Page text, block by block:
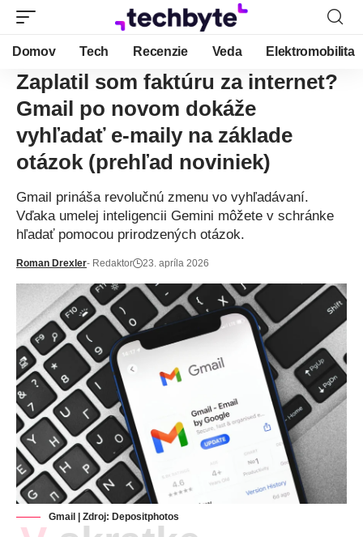
Domov Tech Recenzie Veda Elektromobilita
Zaplatil som faktúru za internet?
Gmail po novom dokáže
vyhľadať e-maily na základe
otázok (prehľad noviniek)
Gmail prináša revolučnú zmenu vo vyhľadávaní.
Vďaka umelej inteligencii Gemini môžete v schránke
hľadať pomocou prirodzených otázok.
Roman Drexler- Redaktor 23. apríla 2026
Gmail | Zdroj: Depositphotos